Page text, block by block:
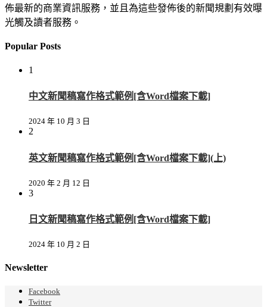
佈最新的商業資訊服務，並且為這些發佈後的新聞規劃有效曝
光觸及讀者服務。
Popular Posts
1
中文新聞稿寫作格式範例[含Word檔案下載]
2024 年 10 月 3 日
2
英文新聞稿寫作格式範例[含Word檔案下載](上)
2020 年 2 月 12 日
3
日文新聞稿寫作格式範例[含Word檔案下載]
2024 年 10 月 2 日
Newsletter
Facebook
Twitter